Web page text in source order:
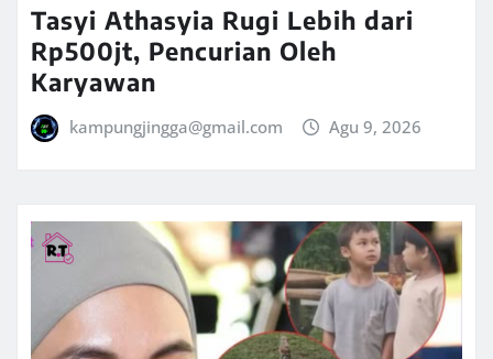
Tasyi Athasyia Rugi Lebih dari
Rp500jt, Pencurian Oleh
Karyawan
kampungjingga@gmail.com Agu 9, 2026